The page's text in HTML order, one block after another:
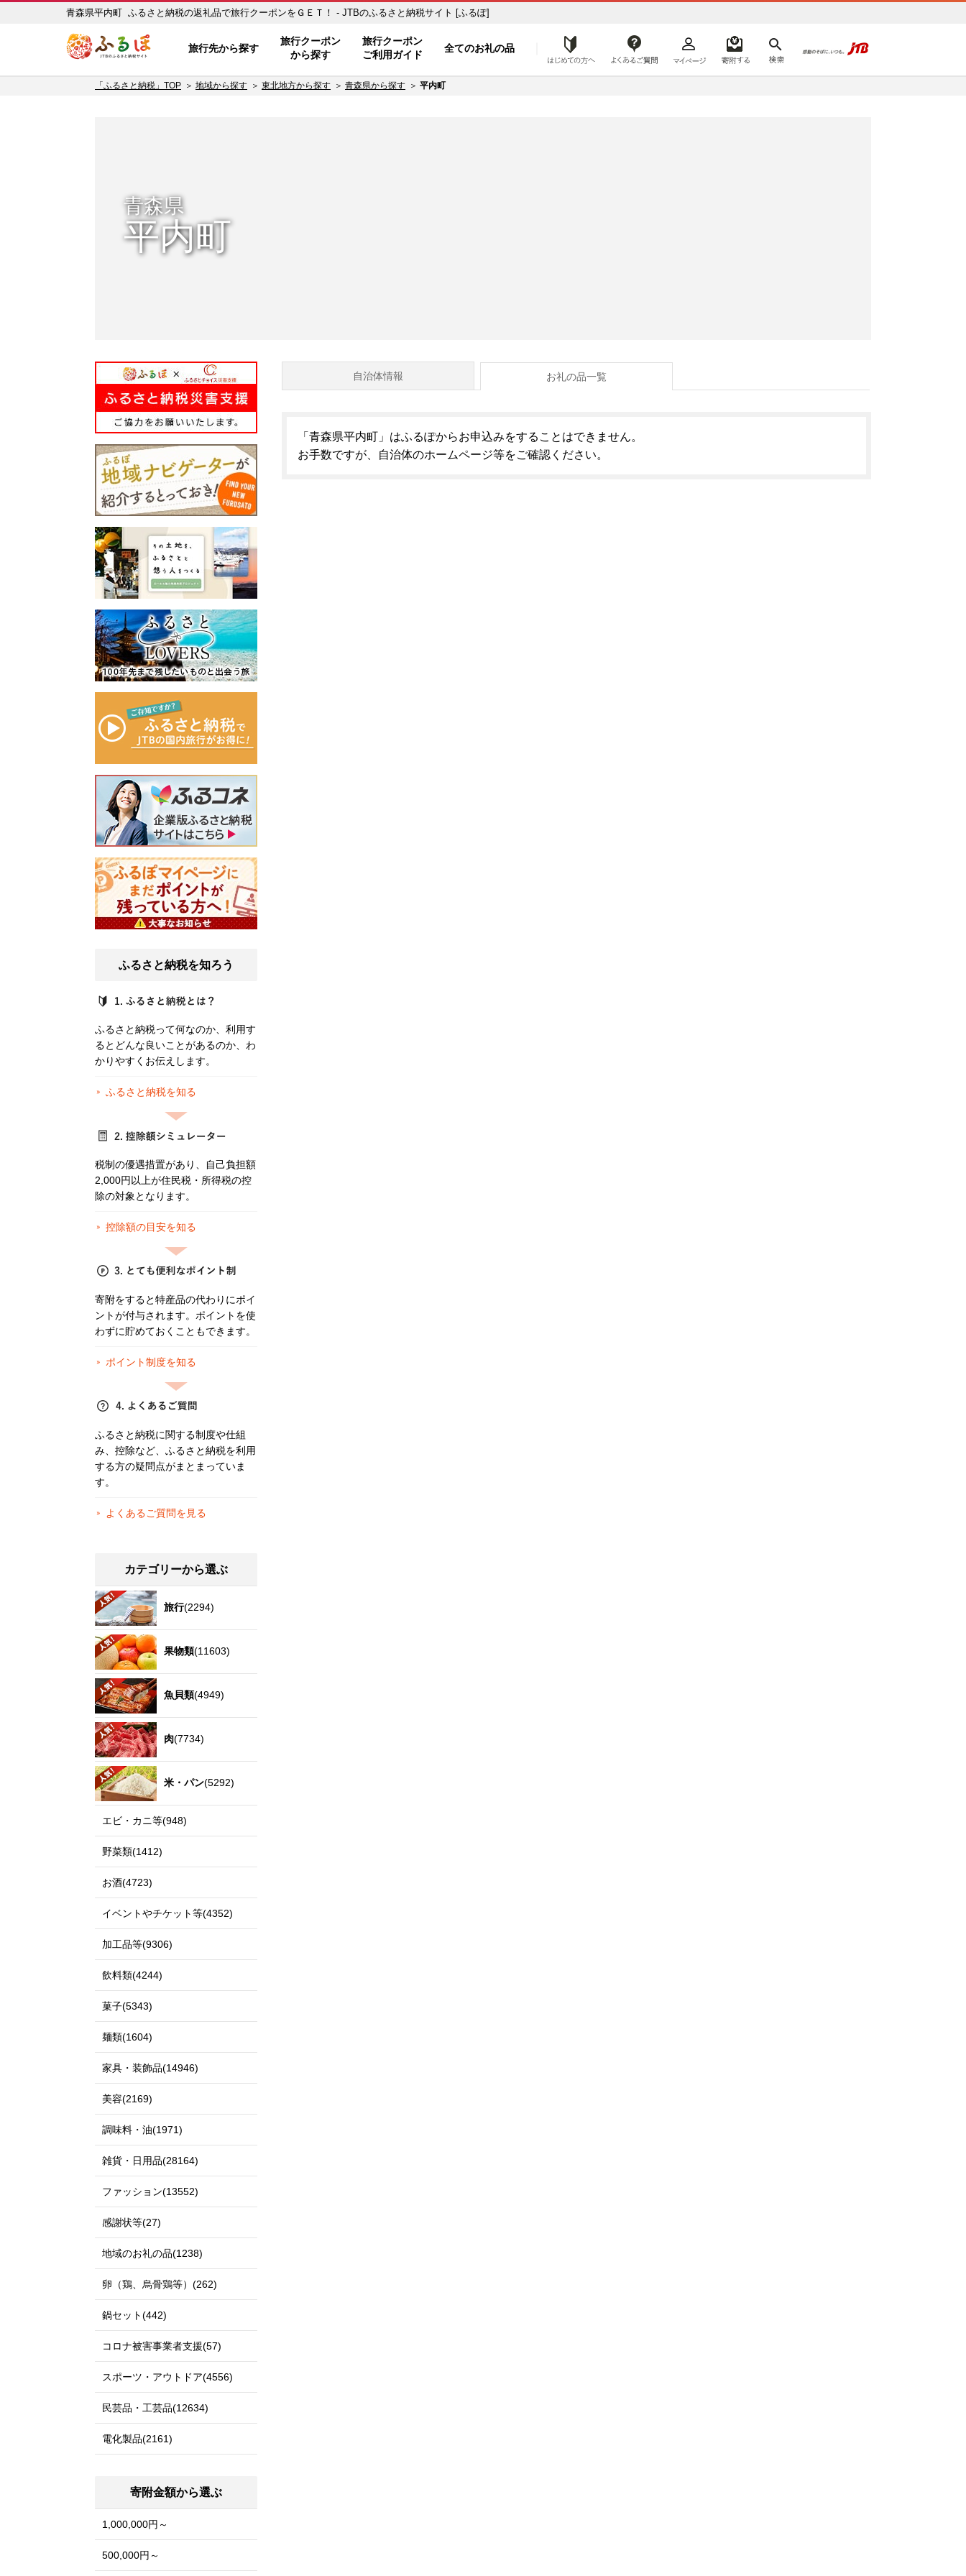
青森県平内町 ふるさと納税の返礼品で旅行クーポンをＧＥＴ！ - JTBのふるさと納税サイト [ふるぽ]
旅行先から探す
旅行クーポン
から探す
旅行クーポン
ご利用ガイド
全てのお礼の品 はじめての方へ
「ふるさと納税」TOP 地域から探す 東北地方から探す 青森県から探す 平内町
青森県
平内町
自治体情報 お礼の品一覧
「青森県平内町」はふるぽからお申込みをすることはできません。
お手数ですが、自治体のホームページ等をご確認ください。
ふるさと納税を知ろう
ふるさと納税って何なのか、利用す
るとどんな良いことがあるのか、わ
かりやすくお伝えします。
ふるさと納税を知る
税制の優遇措置があり、自己負担額
2,000円以上が住民税・所得税の控
除の対象となります。
控除額の目安を知る
寄附をすると特産品の代わりにポイ
ントが付与されます。ポイントを使
わずに貯めておくこともできます。
ポイント制度を知る
ふるさと納税に関する制度や仕組
み、控除など、ふるさと納税を利用
する方の疑問点がまとまっていま
す。
よくあるご質問を見る
カテゴリーから選ぶ
旅行(2294)
果物類(11603)
魚貝類(4949)
肉(7734)
米・パン(5292)
エビ・カニ等(948)
野菜類(1412)
お酒(4723)
イベントやチケット等(4352)
加工品等(9306)
飲料類(4244)
菓子(5343)
麺類(1604)
家具・装飾品(14946)
美容(2169)
調味料・油(1971)
雑貨・日用品(28164)
ファッション(13552)
感謝状等(27)
地域のお礼の品(1238)
卵（鶏、烏骨鶏等）(262)
鍋セット(442)
コロナ被害事業者支援(57)
スポーツ・アウトドア(4556)
民芸品・工芸品(12634)
電化製品(2161)
寄附金額から選ぶ
1,000,000円～
500,000円～